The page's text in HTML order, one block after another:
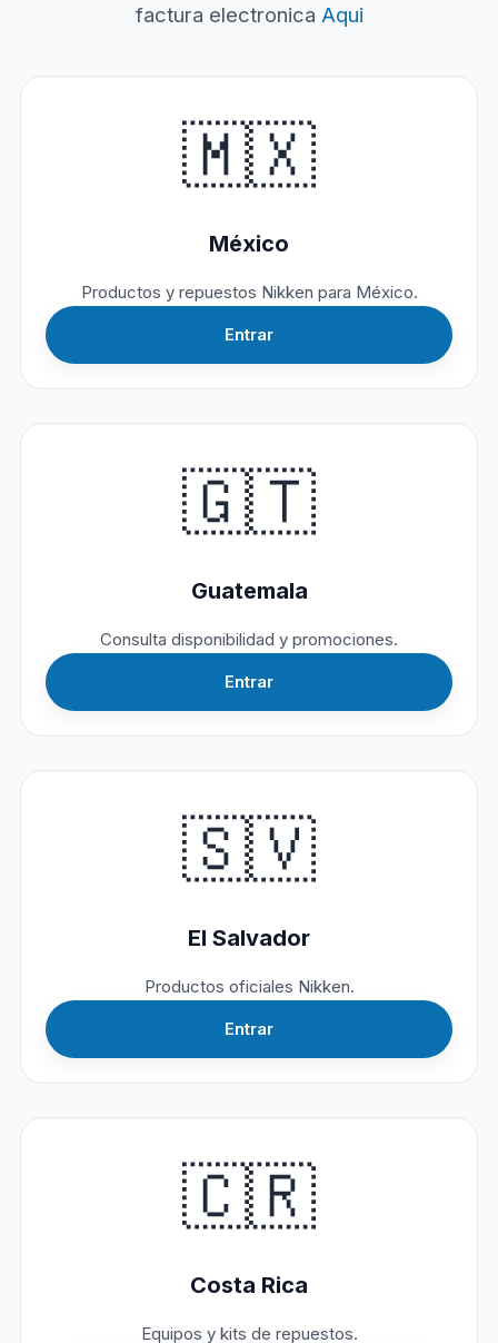
factura electronica Aqui
🇲🇽
México
Productos y repuestos Nikken para México.
Entrar
🇬🇹
Guatemala
Consulta disponibilidad y promociones.
Entrar
🇸🇻
El Salvador
Productos oficiales Nikken.
Entrar
🇨🇷
Costa Rica
Equipos y kits de repuestos.